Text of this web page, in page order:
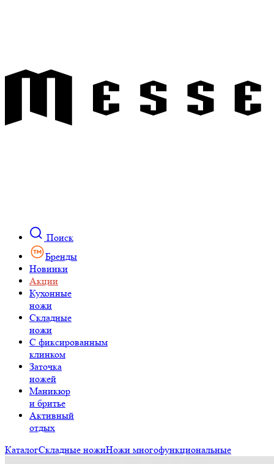
Поиск
Бренды
Новинки
Акции
Кухонные
ножи
Складные
ножи
C фиксированным
клинком
Заточка
ножей
Маникюр
и бритье
Активный
отдых
КаталогСкладные ножиНожи многофункциональные